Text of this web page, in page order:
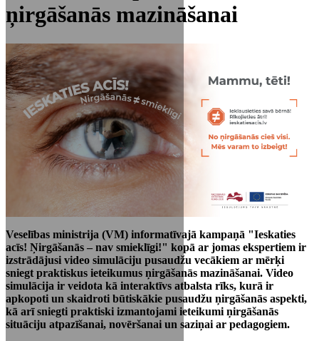
ņirgāšanās mazināšanai
Veselības ministrija (VM) informatīvajā kampaņā "Ieskaties
acīs! Ņirgāšanās – nav smieklīgi!" kopā ar jomas ekspertiem ir
izstrādājusi video simulāciju pusaudžu vecākiem ar mērķi
sniegt praktiskus ieteikumus ņirgāšanās mazināšanai. Video
simulācija ir veidota kā interaktīvs atbalsta rīks, kurā ir
apkopoti un skaidroti būtiskākie pusaudžu ņirgāšanās aspekti,
kā arī sniegti praktiski izmantojami ieteikumi ņirgāšanās
situāciju atpazīšanai, novēršanai un saziņai ar pedagogiem.